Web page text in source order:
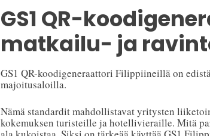
GS1 QR-
matkailu- ja
GS1 QR-koodigeneraattori Filippiineillä on
majoitusaloilla.
Nämä standardit mahdollistavat yritysten
kokemuksen turisteille ja hotellivieraille. Mitä